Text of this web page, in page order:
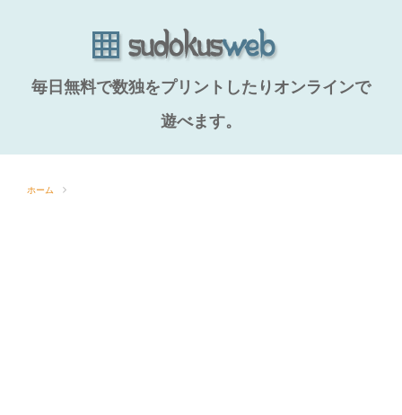
毎日無料で数独をプリントしたりオンラインで
遊べます。
ホーム